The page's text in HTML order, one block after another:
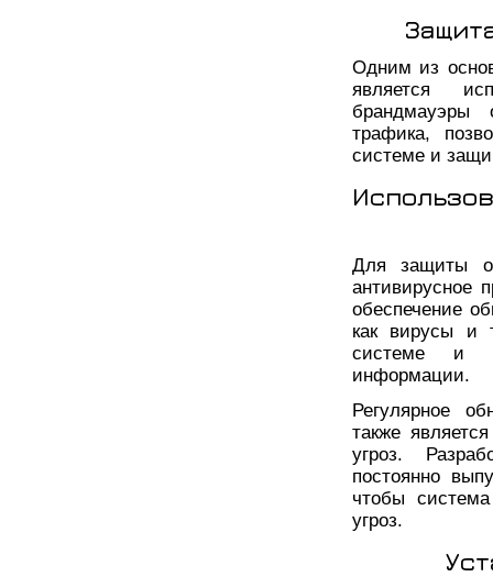
Одним из
является
брандмауэры
трафика,
системе и
Для защиты
антивирусное
обеспечение
как вирусы и
системе и
информации.
Регулярное
также
угроз.
постоянно
чтобы
угроз.